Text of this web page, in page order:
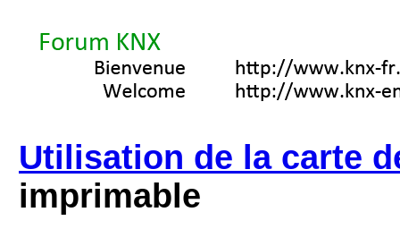
Utilisation de la carte
imprimable